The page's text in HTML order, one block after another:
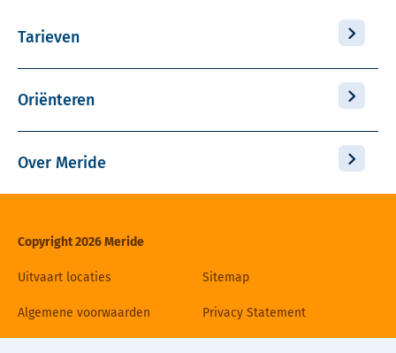
Tarieven
Oriënteren
Over Meride
Copyright 2026 Meride
Uitvaart locaties Sitemap
Algemene voorwaarden Privacy Statement